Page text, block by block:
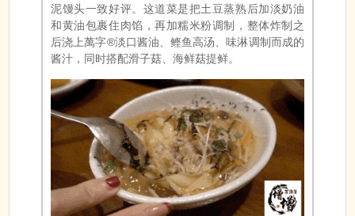
泥馒头一致好评。这道菜是把土豆蒸熟后加淡奶油
和黄油包裹住肉馅，再加糯米粉调制，整体炸制之
后浇上萬字®淡口酱油、鲣鱼高汤、味淋调制而成的
酱汁，同时搭配滑子菇、海鲜菇提鲜。